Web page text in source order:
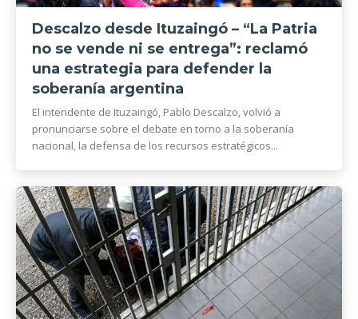
Descalzo desde Ituzaingó – “La Patria
no se vende ni se entrega”: reclamó
una estrategia para defender la
soberanía argentina
El intendente de Ituzaingó, Pablo Descalzo, volvió a
pronunciarse sobre el debate en torno a la soberanía
nacional, la defensa de los recursos estratégicos...